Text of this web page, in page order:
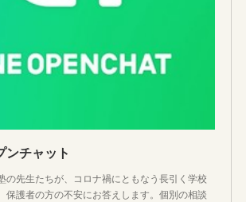
ンチャット
の先生たちが、コロナ禍にともなう長引く学校
保護者の方の不安にお答えします。個別の相談